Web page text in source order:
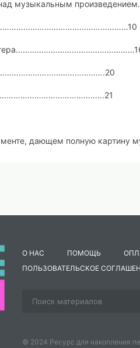
музыкальным
…………………………………………………...10
дающем полную картину
детских школ искусств
образования особую
Принципиально большое
детской музыкальной школы,
задач общего
О НАС ПОМОЩЬ
ПОЛЬЗОВАТЕЛЬСКОЕ
© 2024 Ресурс для накопления